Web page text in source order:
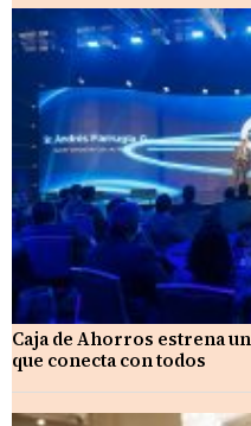
Caja de Ahorros estrena
que conecta con todos